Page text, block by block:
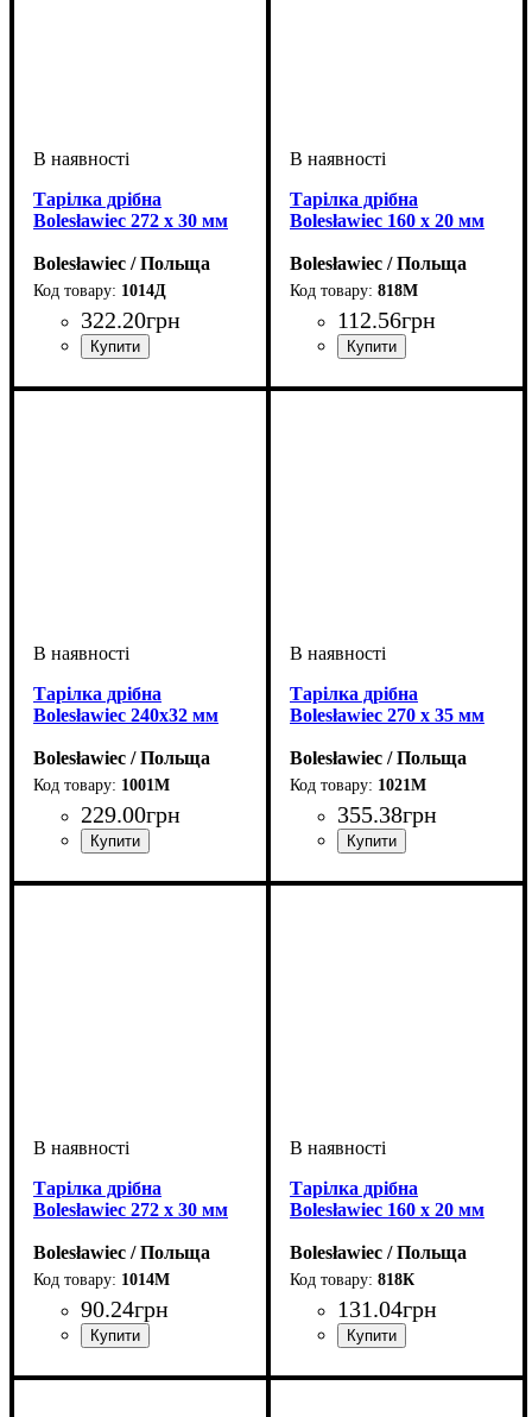
Тарілка дрібна
Bolesławiec 272 x 30 мм
Bolesławiec / Польща
1014Д
322.20грн
Тарілка дрібна
Bolesławiec 160 x 20 мм
Bolesławiec / Польща
818М
112.56грн
Тарілка дрібна
Bolesławiec 240x32 мм
Bolesławiec / Польща
1001М
229.00грн
Тарілка дрібна
Bolesławiec 270 x 35 мм
Bolesławiec / Польща
1021М
355.38грн
Тарілка дрібна
Bolesławiec 272 x 30 мм
Bolesławiec / Польща
1014М
90.24грн
Тарілка дрібна
Bolesławiec 160 x 20 мм
Bolesławiec / Польща
818К
131.04грн